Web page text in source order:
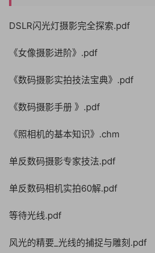
DSLR闪光灯摄影完全探索.pdf
《女像摄影进阶》.pdf
《数码摄影实拍技法宝典》.pdf
《数码摄影手册 》.pdf
《照相机的基本知识》.chm
单反数码摄影专家技法.pdf
单反数码相机实拍60解.pdf
等待光线.pdf
风光的精要_光线的捕捉与雕刻.pdf